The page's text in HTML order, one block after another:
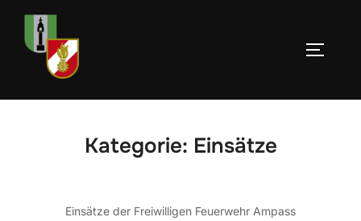
Zum
springen
Kategorie: Einsätze
Einsätze der Freiwilligen Feuerwehr Ampass